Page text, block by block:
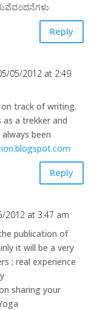
Reply
05/2012 at 2:49
on track of writing.
as a trekker and
been
Reply
2012 at 3:47 am
publication of
it will be a very
; real experience
sharing your